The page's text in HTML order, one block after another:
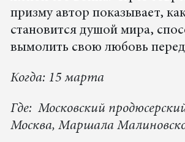
призму автор показывает,
становится душой мира,
вымолить свою любовь
Когда: 15 марта
Где: Московский
Москва, Маршала